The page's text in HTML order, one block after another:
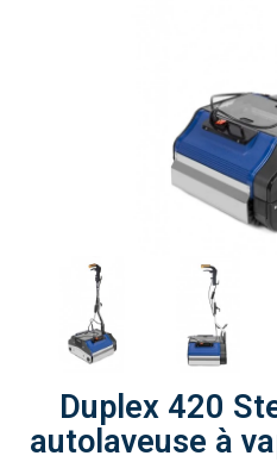
Duplex 420
autolaveuse à